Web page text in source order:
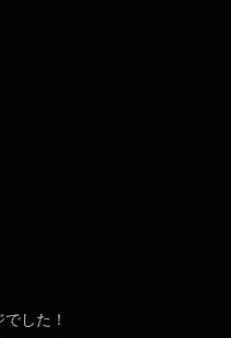
した！